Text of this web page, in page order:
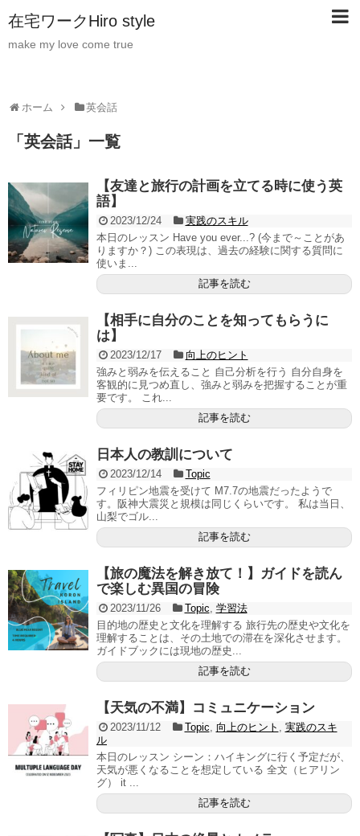
在宅ワークHiro style
make my love come true
ホーム 英会話
「 英会話」 一覧
【友達と旅行の計画を立てる時に使う英
語】
2023/12/24
実践のスキル
本日のレッスン Have you ever...? (今まで～ことがあ
りますか？) この表現は、過去の経験に関する質問に
使いま...
記事を読む
【相手に自分のことを知ってもらうに
は】
2023/12/17
向上のヒント
強みと弱みを伝えること 自己分析を行う 自分自身を
客観的に見つめ直し、強みと弱みを把握することが重
要です。 これ...
記事を読む
日本人の教訓について
2023/12/14
Topic
フィリピン地震を受けて M7.7の地震だったようで
す。阪神大震災と規模は同じくらいです。 私は当日、
山梨でゴル...
記事を読む
【旅の魔法を解き放て！】ガイドを読ん
で楽しむ異国の冒険
2023/11/26 Topic, 学習法
目的地の歴史と文化を理解する 旅行先の歴史や文化を
理解することは、その土地での滞在を深化させます。
ガイドブックには現地の歴史...
記事を読む
【天気の不満】コミュニケーション
2023/11/12 Topic, 向上のヒント , 実践のスキ
ル
本日のレッスン シーン：ハイキングに行く予定だが、
天気が悪くなることを想定している 全文（ヒアリン
グ） it ...
記事を読む